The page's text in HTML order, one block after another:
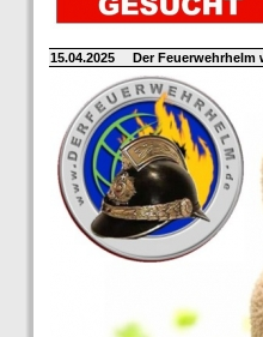
15.04.2025 Der